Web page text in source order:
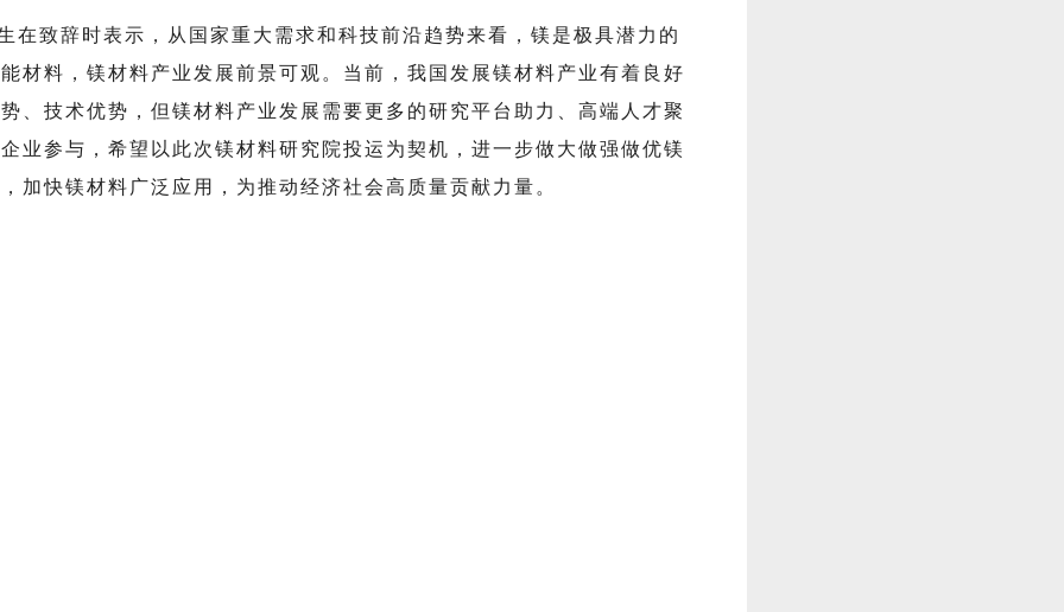
在致辞时表示，从国家重大需求和科技前沿趋势来看，镁是极具潜力的
材料，镁材料产业发展前景可观。当前，我国发展镁材料产业有着良好
、技术优势，但镁材料产业发展需要更多的研究平台助力、高端人才聚
业参与，希望以此次镁材料研究院投运为契机，进一步做大做强做优镁
加快镁材料广泛应用，为推动经济社会高质量贡献力量。